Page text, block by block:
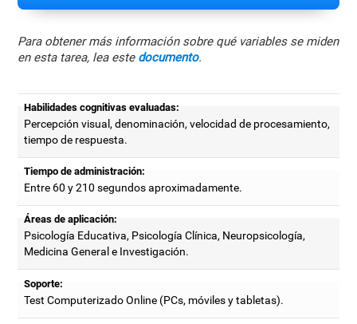
Para obtener más información sobre qué variables se miden
en esta tarea, lea este documento.
Habilidades cognitivas evaluadas:
Percepción visual, denominación, velocidad de procesamiento,
tiempo de respuesta.
Tiempo de administración:
Entre 60 y 210 segundos aproximadamente.
Áreas de aplicación:
Psicología Educativa, Psicología Clínica, Neuropsicología,
Medicina General e Investigación.
Soporte:
Test Computerizado Online (PCs, móviles y tabletas).